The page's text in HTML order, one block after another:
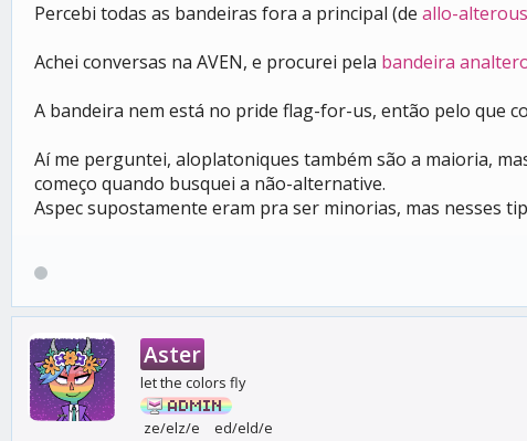
Percebi todas as bandeiras fora a principal (de allo-alterous
Achei conversas na AVEN, e procurei pela bandeira
A bandeira nem está no pride flag-for-us, então pelo que
Aí me perguntei, aloplatoniques também são a maioria,
começo quando busquei a não-alternative.
Aspec supostamente eram pra ser minorias, mas nesses
Aster
let the colors fly
ze/elz/e
ed/eld/e